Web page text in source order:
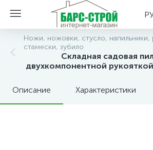
Ножи, ножовки, стусло, напильники,
стамески, зубило
Складная садовая
двухкомпонентной
Описание Характеристики